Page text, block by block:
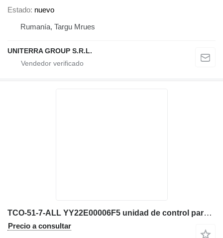
Estado nuevo
Rumanía, Targu Mrues
UNITERRA GROUP S.R.L.
TCO-51-7-ALL YY22E00006F5 unidad de control para Kobelco SK135SR excavadora
Precio a consultar